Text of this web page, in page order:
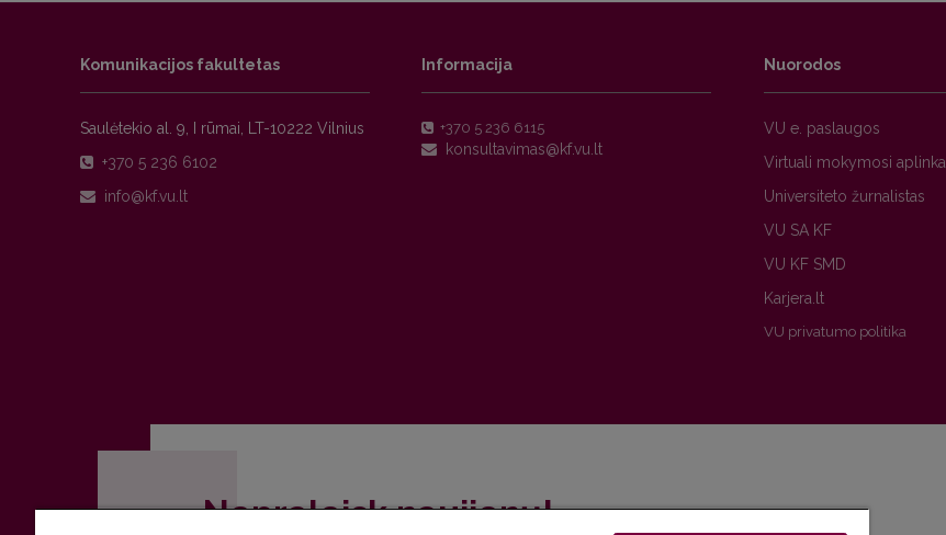
Komunikacijos fakultetas
Saulėtekio al. 9, I rūmai, LT-10222 Vilnius
+370 5 236 6102
Informacija
+370 5 236 6115
Nuorodos
VU e. paslaugos
Virtuali mokymosi aplinka
Universiteto žurnalistas
VU SA KF
VU KF SMD
Karjera.lt
VU privatumo politika
Nepraleisk naujienų!